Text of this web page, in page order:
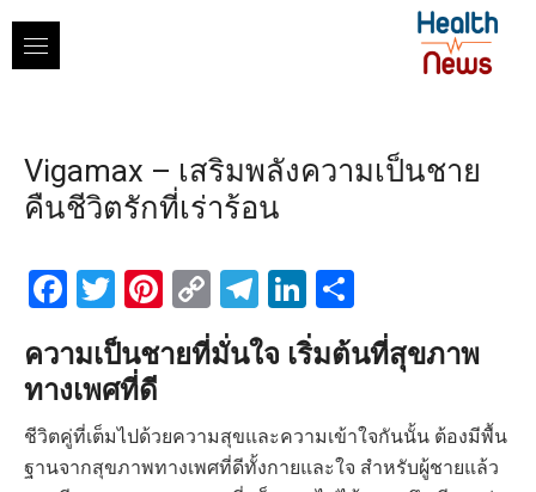
content
Vigamax – เสริมพลังความเป็นชาย
คืนชีวิตรักที่เร่าร้อน
Facebook
Twitter
Pinterest
Copy
Link
Telegram
LinkedIn
ความเป็นชายที่มั่นใจ เริ่มต้นที่สุขภาพ
ทางเพศที่ดี
ชีวิตคู่ที่เต็มไปด้วยความสุขและความเข้าใจกันนั้น ต้องมีพื้น
ฐานจากสุขภาพทางเพศที่ดีทั้งกายและใจ สำหรับผู้ชายแล้ว